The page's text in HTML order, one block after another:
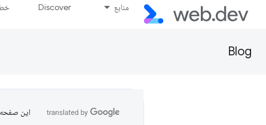
منابع Discover خط
Blog
این